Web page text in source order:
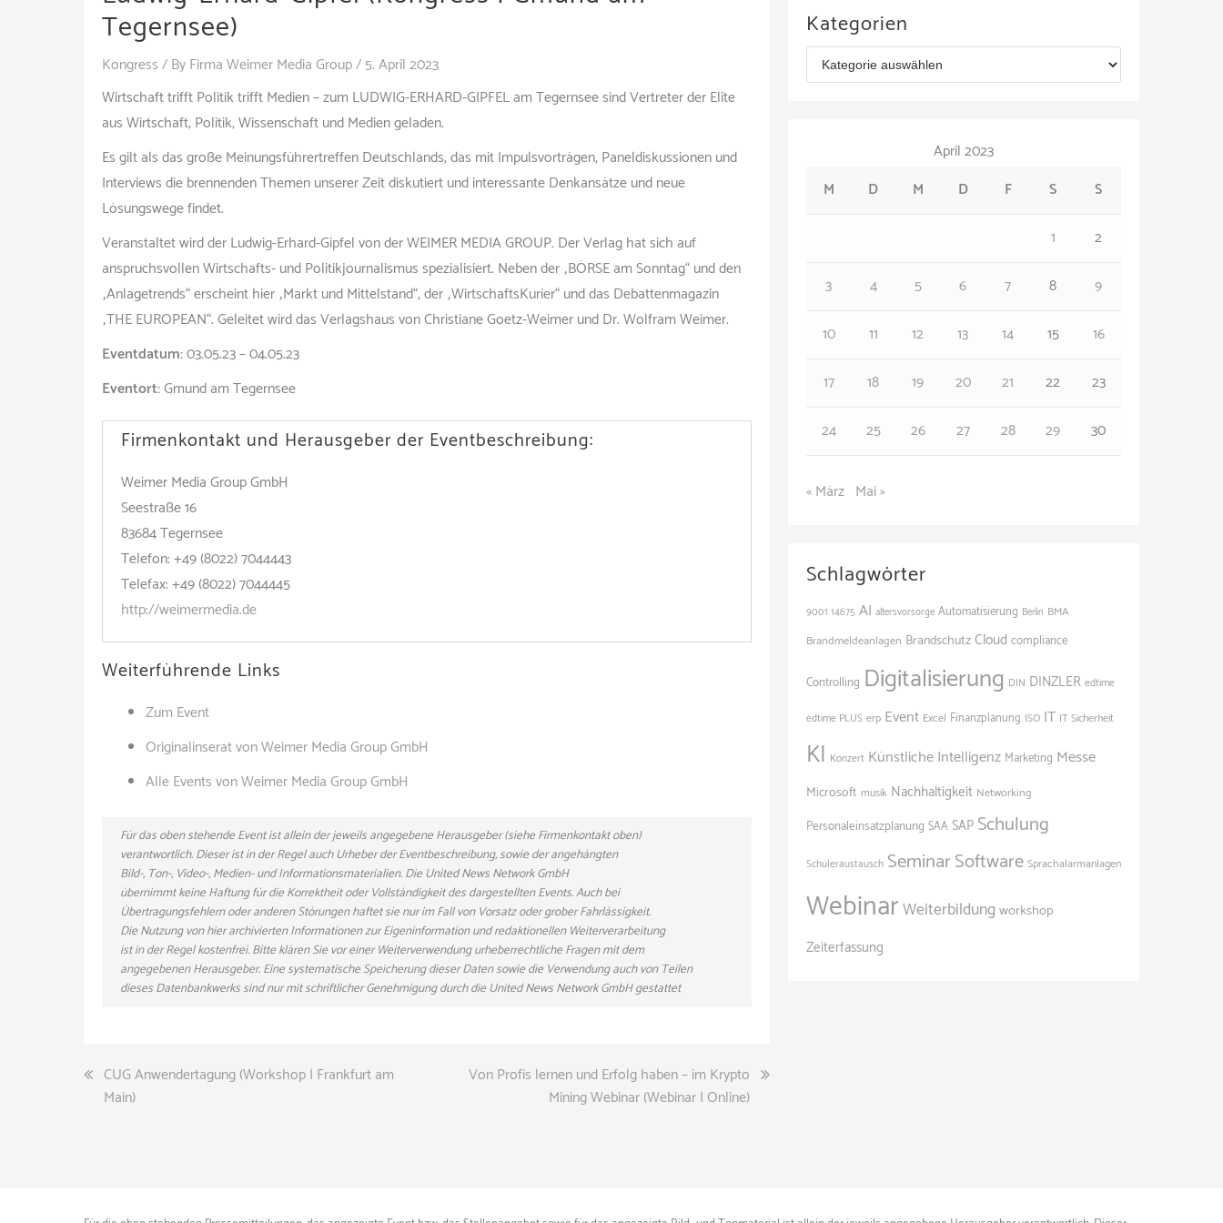
Tegernsee)
Kongress/ ByFirma Weimer Media Group/5. April 2023
Wirtschaft trifft Politik trifft Medien – zum LUDWIG-ERHARD-GIPFEL am Tegernsee sind Vertreter der Elite
aus Wirtschaft, Politik, Wissenschaft und Medien geladen.
Es gilt als das große Meinungsführertreffen Deutschlands, das mit Impulsvorträgen, Paneldiskussionen und
Interviews die brennenden Themen unserer Zeit diskutiert und interessante Denkansätze und neue
Lösungswege findet.
Veranstaltet wird der Ludwig-Erhard-Gipfel von der WEIMER MEDIA GROUP. Der Verlag hat sich auf
anspruchsvollen Wirtschafts- und Politikjournalismus spezialisiert. Neben der „BÖRSE am Sonntag“ und den
„Anlagetrends“ erscheint hier „Markt und Mittelstand“, der „WirtschaftsKurier“ und das Debattenmagazin
„THE EUROPEAN“. Geleitet wird das Verlagshaus von Christiane Goetz-Weimer und Dr. Wolfram Weimer.
Eventdatum:03.05.23 – 04.05.23
Eventort:Gmund am Tegernsee
Firmenkontakt und Herausgeber der Eventbeschreibung:
Weimer Media Group GmbH
Seestraße 16
83684 Tegernsee
Telefon: +49 (8022) 7044443
Telefax: +49 (8022) 7044445
http://weimermedia.de
Weiterführende Links
Zum Event
Originalinserat von Weimer Media Group GmbH
Alle Events von Weimer Media Group GmbH
Für das oben stehende Event ist allein der jeweils angegebene Herausgeber (siehe Firmenkontakt oben)
verantwortlich. Dieser ist in der Regel auch Urheber der Eventbeschreibung, sowie der angehängten
Bild-, Ton-, Video-, Medien- und Informationsmaterialien. Die United News Network GmbH
übernimmt keine Haftung für die Korrektheit oder Vollständigkeit des dargestellten Events. Auch bei
Übertragungsfehlern oder anderen Störungen haftet sie nur im Fall von Vorsatz oder grober Fahrlässigkeit.
Die Nutzung von hier archivierten Informationen zur Eigeninformation und redaktionellen Weiterverarbeitung
ist in der Regel kostenfrei. Bitte klären Sie vor einer Weiterverwendung urheberrechtliche Fragen mit dem
angegebenen Herausgeber. Eine systematische Speicherung dieser Daten sowie die Verwendung auch von Teilen
dieses Datenbankwerks sind nur mit schriftlicher Genehmigung durch die United News Network GmbH gestattet
Beitragsnavigation
CUG Anwendertagung (Workshop | Frankfurt am
Main)
Von Profis lernen und Erfolg haben – im Krypto
Mining Webinar (Webinar | Online)
hKategorien
April 2023
M
D M D F S
S
1
2
3
4 5 6 7 8
9
10
11 12 13 14 15
16
17
18 19 20 21 22
23
24
25 26 27 28 29 30
« März Mai »
Schlagwörter
9001 14675 AI altersvorsorge Automatisierung Berlin BMA
Brandmeldeanlagen BrandschutzCloud compliance
Controlling Digitalisierung DIN DINZLER edtime
edtime PLUS erp Event Excel Finanzplanung ISO IT IT Sicherheit
KI Konzert Künstliche Intelligenz Marketing Messe
Microsoft musik Nachhaltigkeit Networking
Personaleinsatzplanung SAASAP Schulung
Schüleraustausch SeminarSoftware Sprachalarmanlagen
WebinarWeiterbildung workshop
Zeiterfassung